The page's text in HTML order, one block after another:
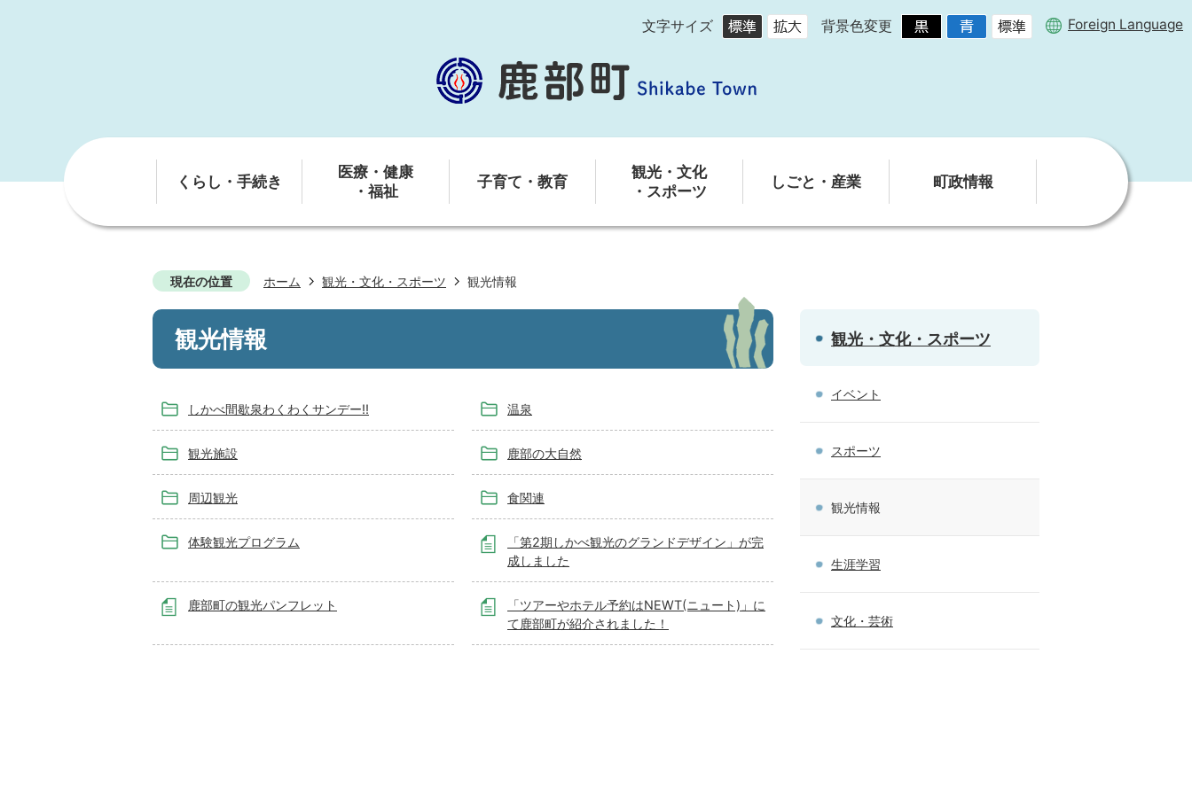
文字サイズ 背景色変更 Foreign Language
くらし・手続き
医療・健康
・福祉
子育て・教育
観光・文化
・スポーツ
しごと・産業 町政情報
現在の位置 ホーム 観光・文化・スポーツ 観光情報
観光情報
しかべ間歇泉わくわくサンデー!! 温泉
観光施設 鹿部の大自然
周辺観光 食関連
体験観光プログラム
「第2期しかべ観光のグランドデザイン」が完
成しました
鹿部町の観光パンフレット
「ツアーやホテル予約はNEWT(ニュート)」に
て鹿部町が紹介されました！
観光・文化・スポーツ
イベント
スポーツ
観光情報
生涯学習
文化・芸術